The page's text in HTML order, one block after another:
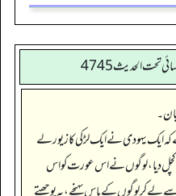
تحت الحديث4745
ایک یہودی نے ایک لڑکی کا زیور لے
کچل دیا، لوگوں نے اس عورت کو اس